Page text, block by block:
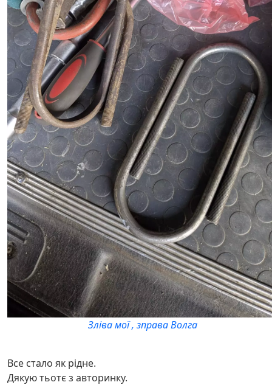
Зліва мої , зправа Волга
Все стало як рідне.
Дякую тьотє з авторинку.